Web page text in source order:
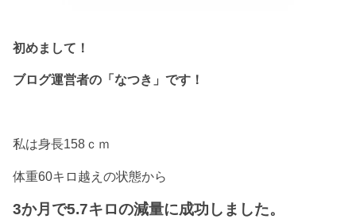
初めまして！
ブログ運営者の「なつき」です！
私は身長158ｃｍ
体重60キロ越えの状態から
3か月で5.7キロの減量に成功しました。